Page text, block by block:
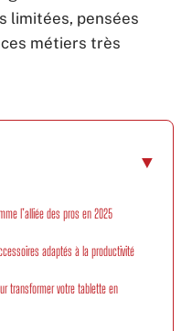
limitées, pensées
métiers très
l’alliée des pros en 2025
adaptés à la productivité
transformer votre tablette en